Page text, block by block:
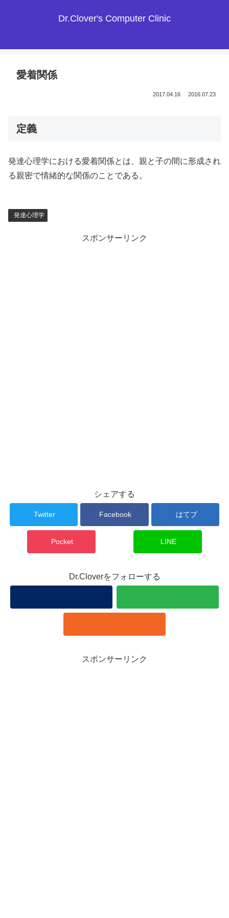
Dr.Clover's Computer Clinic
愛着関係
2017.04.16 2016.07.23
定義
発達心理学における愛着関係とは、親と子の間に形成され
る親密で情緒的な関係のことである。
発達心理学
スポンサーリンク
シェアする
Twitter Facebook はてブ
Pocket LINE
Dr.Cloverをフォローする
スポンサーリンク